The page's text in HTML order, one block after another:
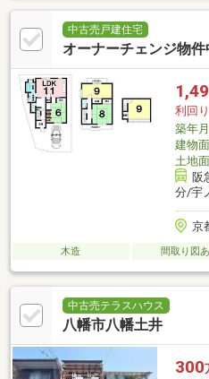
中古売戸建住宅
オーナーチェンジ物
利回り
築年月
建物
土地
阪
分/宇
京
木造 間取り図
中古売テラスハウス
八幡市八幡土井
300